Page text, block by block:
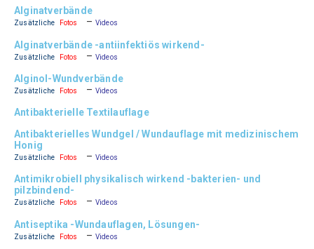
Alginatverbände
Zusätzliche Fotos – Videos
Alginatverbände -antiinfektiös wirkend-
Zusätzliche Fotos – Videos
Alginol-Wundverbände
Zusätzliche Fotos – Videos
Antibakterielle Textilauflage
Antibakterielles Wundgel / Wundauflage mit medizinischem
Honig
Zusätzliche Fotos – Videos
Antimikrobiell physikalisch wirkend -bakterien- und
pilzbindend-
Zusätzliche Fotos – Videos
Antiseptika -Wundauflagen, Lösungen-
Zusätzliche Fotos – Videos